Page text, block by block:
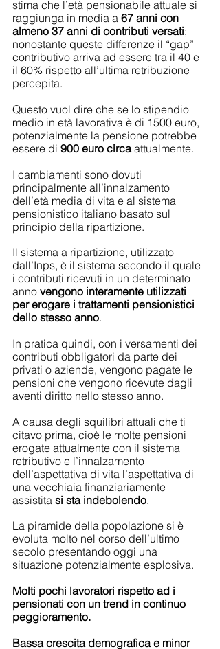
stima che l’età pensionabile attuale si
raggiunga in media a 67 anni con
almeno 37 anni di contributi versati;
nonostante queste differenze il “gap”
contributivo arriva ad essere tra il 40 e
il 60% rispetto all’ultima retribuzione
percepita.
Questo vuol dire che se lo stipendio
medio in età lavorativa è di 1500 euro,
potenzialmente la pensione potrebbe
essere di 900 euro circa attualmente.
I cambiamenti sono dovuti
principalmente all’innalzamento
dell’età media di vita e al sistema
pensionistico italiano basato sul
principio della ripartizione.
Il sistema a ripartizione, utilizzato
dall’Inps, è il sistema secondo il quale
i contributi ricevuti in un determinato
anno vengono interamente utilizzati
per erogare i trattamenti pensionistici
dello stesso anno.
In pratica quindi, con i versamenti dei
contributi obbligatori da parte dei
privati o aziende, vengono pagate le
pensioni che vengono ricevute dagli
aventi diritto nello stesso anno.
A causa degli squilibri attuali che ti
citavo prima, cioè le molte pensioni
erogate attualmente con il sistema
retributivo e l’innalzamento
dell’aspettativa di vita l’aspettativa di
una vecchiaia finanziariamente
assistita si sta indebolendo.
La piramide della popolazione si è
evoluta molto nel corso dell’ultimo
secolo presentando oggi una
situazione potenzialmente esplosiva.
Molti pochi lavoratori rispetto ad i
pensionati con un trend in continuo
peggioramento.
Bassa crescita demografica e minor